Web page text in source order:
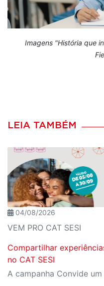
Imagens "História que
LEIA TAMBÉM
04/08/2026
VEM PRO CAT SESI
Compartilhar
no CAT SESI